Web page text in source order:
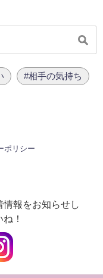
#相手の気持ち
ポリシー
報をお知らせし
！